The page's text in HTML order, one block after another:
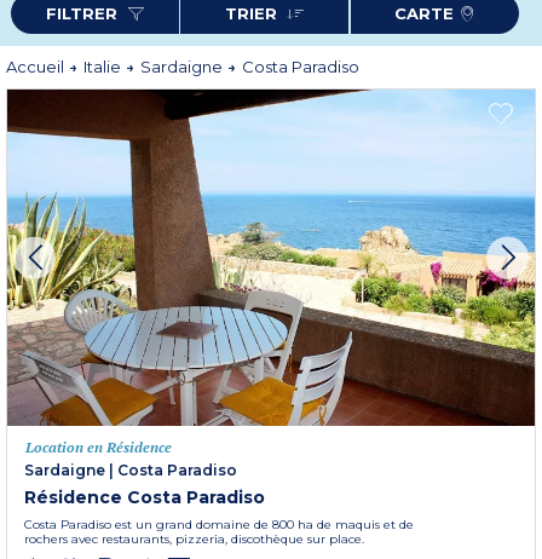
800 ha. Elle se compose de 3500 logements répartis en lotissements avec
vue sur mer ou sur les collines, avec ou sans piscine. Rendez-vous à la plage
locale par un joli sentier pédestre de 600 m surplombant la mer, accessible
depuis un parking gratuit.
FILTRER TRIER CARTE
Accueil Italie Sardaigne Costa Paradiso
Location en Résidence
Sardaigne
Costa Paradiso
Résidence Costa Paradiso
Costa Paradiso est un grand domaine de 800 ha de maquis et de
rochers avec restaurants, pizzeria, discothèque sur place.